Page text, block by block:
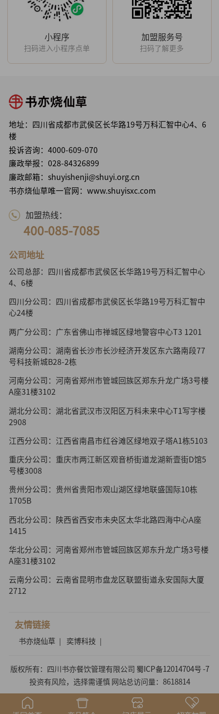
小程序
扫码进入小程序点单
加盟服务号
扫码了解更多
地址：四川省成都市武侯区长华路19号万科汇智中心4、6
楼
投诉咨询： 4000-609-070
廉政举报： 028-84326899
廉政邮箱：shuyishenji@shuyi.org.cn
书亦烧仙草唯一官网：www.shuyisxc.com
加盟热线：
400-085-7085
公司地址
公司总部：四川省成都市武侯区长华路19号万科汇智中心
4、6楼
四川分公司：四川省成都市武侯区长华路19号万科汇智中
心24楼
两广分公司：广东省佛山市禅城区绿地警容中心T3 1201
湖南分公司：湖南省长沙市长沙经济开发区东六路南段77
号科技新城B28-2栋
河南分公司：河南省郑州市管城回族区郑东升龙广场3号楼
A座31楼3102
湖北分公司：湖北省武汉市汉阳区万科未来中心T1写字楼
2908
江西分公司：江西省南昌市红谷滩区绿地双子塔A1栋5103
重庆分公司：重庆市两江新区观音桥街道龙湖新壹街D馆5
号楼3008
贵州分公司：贵州省贵阳市观山湖区绿地联盛国际10栋
1705B
西北分公司：陕西省西安市未央区太华北路四海中心A座
1415
华北分公司：河南省郑州市管城回族区郑东升龙广场3号楼
A座31楼3102
云南分公司：云南省昆明市盘龙区联盟街道永安国际大厦
2712
友情链接
书亦烧仙草 奕博科技
版权所有：四川书亦餐饮管理有限公司 蜀ICP备12014704号 -7
投资有风险，选择需谨慎 网站总访问量：8618814